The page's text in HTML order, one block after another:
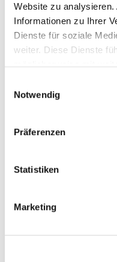
Website zu
Informationen zu Ihrer
Dienste für soziale
weiter. Diese Dienste
Nutzung der Dienste
Notwendig
Präferenzen
Statistiken
Marketing
Insgesamt haben
Förderung für
Die meisten Anträge
an, keinen Antrag
da die
emissionsfreier Lkw